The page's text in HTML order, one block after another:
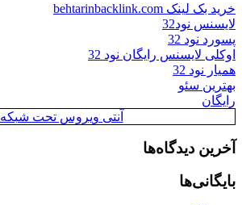
خرید بک لینک behtarinbacklink.com
لایسنس نود32
پسورد نود 32
اوکلی لایسنس رایگان نود 32
همیار نود 32
بهترین سئو
رایگان
آنتی ویروس تحت شبکه
آخرین دیدگاه‌ها
بایگانی‌ها